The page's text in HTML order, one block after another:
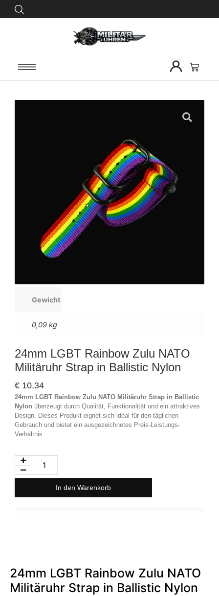
Gewicht
0,09 kg
24mm LGBT Rainbow Zulu NATO
Militäruhr Strap in Ballistic Nylon
€ 10,34
24mm LGBT Rainbow Zulu NATO Militäruhr Strap in Ballistic
Nylon überzeugt durch Qualität, Funktionalität und ein attraktives
Design. Dieses Produkt eignet sich ideal für den täglichen
Gebrauch und bietet ein ausgezeichnetes Preis-Leistungs-
Verhältnis.
In den Warenkorb
24mm LGBT Rainbow Zulu NATO
Militäruhr Strap in Ballistic Nylon